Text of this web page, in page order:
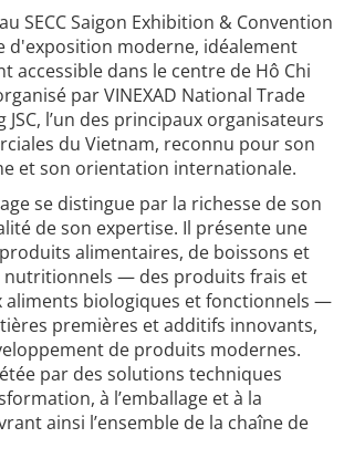
SECC Saigon Exhibition & Convention
d'exposition moderne, idéalement
accessible dans le centre de Hô Chi
par VINEXAD National Trade
JSC, l’un des principaux organisateurs
du Vietnam, reconnu pour son
et son orientation internationale.
se distingue par la richesse de son
de son expertise. Il présente une
alimentaires, de boissons et
nutritionnels — des produits frais et
aliments biologiques et fonctionnels —
premières et additifs innovants,
de produits modernes.
par des solutions techniques
à l’emballage et à la
ainsi l’ensemble de la chaîne de